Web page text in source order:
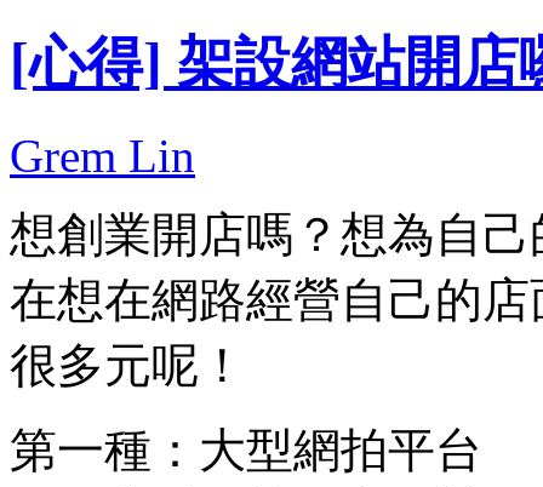
[心得] 架設網站開店
Grem Lin
想創業開店嗎？想為自
在想在網路經營自己的
很多元呢！
第一種：大型網拍平台